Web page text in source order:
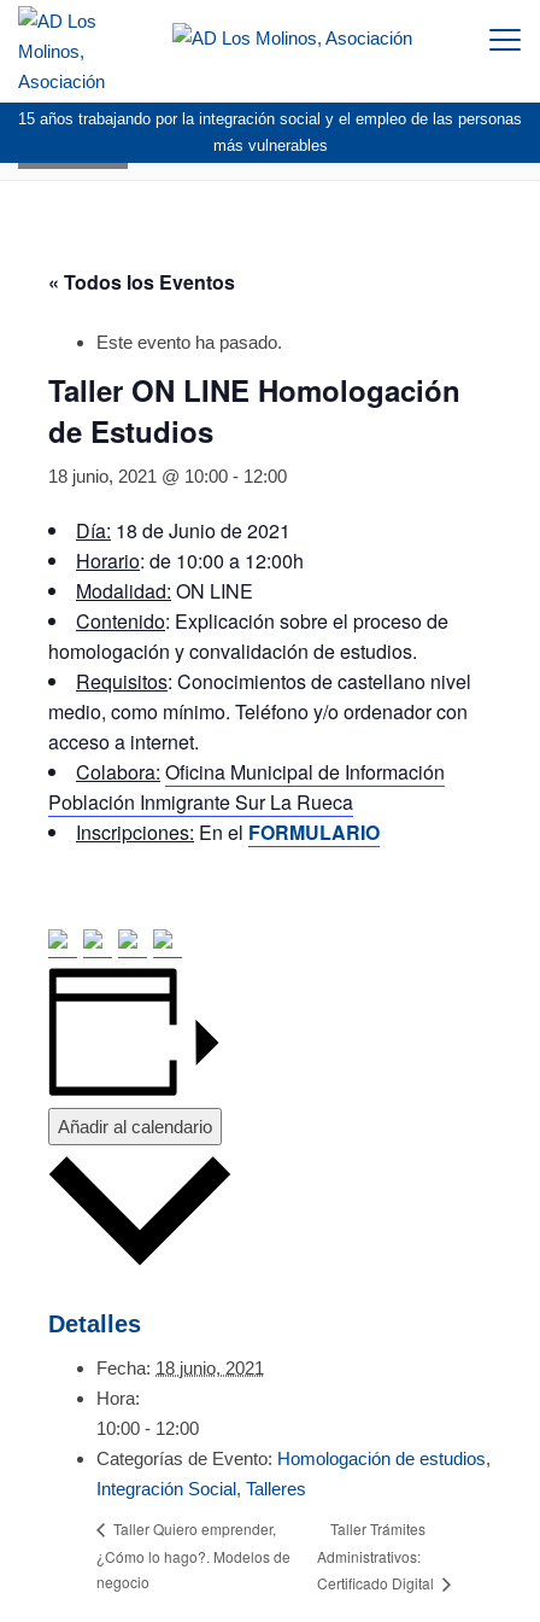
15 años trabajando por la integración social y el empleo de las personas
más vulnerables
« Todos los Eventos
Este evento ha pasado.
Taller ON LINE Homologación
de Estudios
18 junio, 2021 @ 10:00 - 12:00
Día: 18 de Junio de 2021
Horario: de 10:00 a 12:00h
Modalidad: ON LINE
Contenido: Explicación sobre el proceso de
homologación y convalidación de estudios.
Requisitos: Conocimientos de castellano nivel
medio, como mínimo. Teléfono y/o ordenador con
acceso a internet.
Colabora: Oficina Municipal de Información
Población Inmigrante Sur La Rueca
Inscripciones: En el FORMULARIO
Añadir al calendario
Detalles
Fecha: 18 junio, 2021
Hora:
10:00 - 12:00
Categorías de Evento: Homologación de estudios,
Integración Social, Talleres
Taller Quiero emprender,
¿Cómo lo hago?. Modelos de
negocio
Taller Trámites
Administrativos:
Certificado Digital